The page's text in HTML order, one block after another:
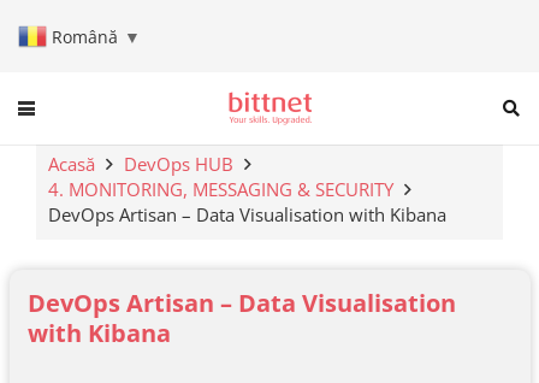
Română ▼
When autocomplete results
Acasă
DevOps HUB
4. MONITORING, MESSAGING & SECURITY
DevOps Artisan – Data Visualisation with Kibana
DevOps Artisan – Data Visualisation
with Kibana